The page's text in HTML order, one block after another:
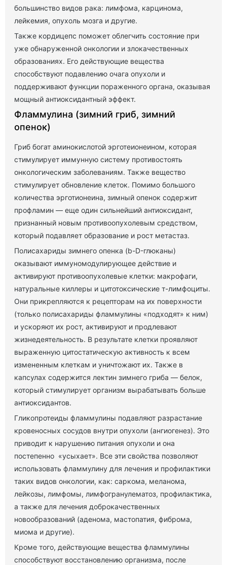
большинство видов рака: лимфома, карцинома,
лейкемия, опухоль мозга и другие.
Также кордицепс поможет облегчить состояние при
уже обнаруженной онкологии и злокачественных
образованиях. Его действующие вещества
способствуют подавлению очага опухоли и
поддерживают функции пораженного органа, оказывая
мощный антиоксидантный эффект.
Фламмулина (зимний гриб, зимний
опенок)
Гриб богат аминокислотой эрготеионеином, которая
стимулирует иммунную систему противостоять
онкологическим заболеваниям. Также вещество
стимулирует обновление клеток. Помимо большого
количества эрготионеина, зимный опенок содержит
профламин — еще один сильнейший антиоксидант,
признанный новым противоопухолевым средством,
который подавляет образование и рост метастаз.
Полисахариды зимнего опенка (b-D-глюканы)
оказывают иммуномодулирующее действие и
активируют противоопухолевые клетки: макрофаги,
натуральные киллеры и цитотоксические т-лимфоциты.
Они прикрепляются к рецепторам на их поверхности
(только полисахариды фламмулины «подходят» к ним)
и ускоряют их рост, активируют и продлевают
жизнедеятельность. В результате клетки проявляют
выраженную цитостатическую активность к всем
измененным клеткам и уничтожают их. Также в
капсулах содержится лектин зимнего гриба — белок,
который стимулирует организм вырабатывать больше
антиоксидантов.
Гликопротеиды фламмулины подавляют разрастание
кровеносных сосудов внутри опухоли (ангиогенез). Это
приводит к нарушению питания опухоли и она
постепенно «усыхает». Все эти свойства позволяют
использовать фламмулину для лечения и профилактики
таких видов онкологии, как: саркома, меланома,
лейкозы, лимфомы, лимфогранулематоз, профилактика,
а также для лечения доброкачественных
новообразований (аденома, мастопатия, фиброма,
миома и другие).
Кроме того, действующие вещества фламмулины
способствуют восстановлению организма, после